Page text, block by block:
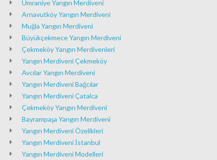
Ümraniye Yangın Merdiveni
Arnavutköy Yangın Merdiveni
Muğla Yangın Merdiveni
Büyükçekmece Yangın Merdiveni
Çekmeköy Yangın Merdivenleri
Yangın Merdiveni Çekmeköy
Avcılar Yangın Merdiveni
Yangın Merdiveni Bağcılar
Yangın Merdiveni Çatalca
Çekmeköy Yangın Merdiveni
Bayrampaşa Yangın Merdiveni
Yangın Merdiveni Özelikleri
Yangın Merdiveni İstanbul
Yangın Merdiveni Modelleri